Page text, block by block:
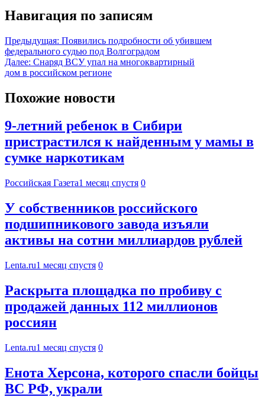
Навигация по записям
Предыдущая: Появились подробности об убившем
федерального судью под Волгоградом
Далее: Снаряд ВСУ упал на многоквартирный
дом в российском регионе
Похожие новости
9-летний ребенок в Сибири
пристрастился к найденным у мамы в
сумке наркотикам
Российская Газета1 месяц спустя 0
У собственников российского
подшипникового завода изъяли
активы на сотни миллиардов рублей
Lenta.ru1 месяц спустя 0
Раскрыта площадка по пробиву с
продажей данных 112 миллионов
россиян
Lenta.ru1 месяц спустя 0
Енота Херсона, которого спасли бойцы
ВС РФ, украли